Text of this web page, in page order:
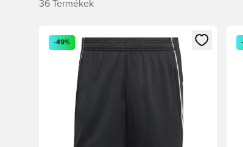
36 Termékek
Megnyit egy modált a bejelentkezéshez vagy
-49%